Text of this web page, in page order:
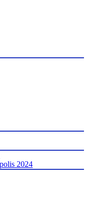
2024